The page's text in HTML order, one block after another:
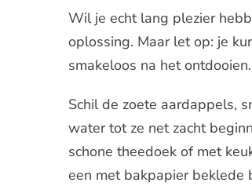
Wil je echt lang plezier
oplossing. Maar let op: je
smakeloos na het
Schil de zoete aardappels,
water tot ze net zacht
schone theedoek of met
een met bakpapier beklede